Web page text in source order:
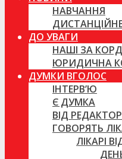
НАВЧАННЯ
ДО УВАГИ
НАШІ ЗА
ЮРИДИЧНА
ДУМКИ ВГОЛОС
ІНТЕРВ’Ю
Є ДУМКА
ВІД
ГОВОРЯТЬ
ЛІКАРІ